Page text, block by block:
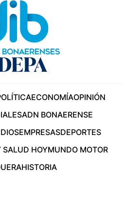
ECONOMÍAOPINIÓN
ADN BONAERENSE
EMPRESASDEPORTES
SALUD HOYMUNDO MOTOR
HISTORIA